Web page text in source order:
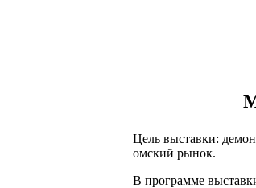
Цель выставки:
омский рынок.
В программе